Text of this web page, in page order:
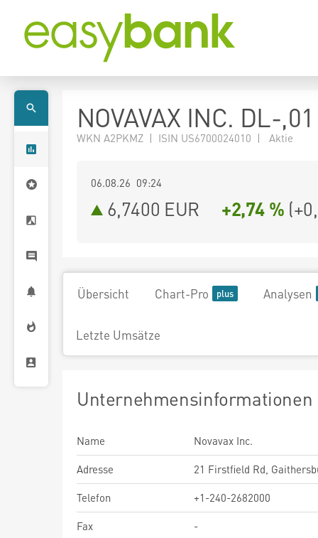
NOVAVAX INC. DL-,01
WKN A2PKMZ | ISIN US6700024010 | Aktie
06.08.26 09:24
6,7400 EUR +2,74 % (
Übersicht Chart-Pro Analysen
Letzte Umsätze
Unternehmensinformationen
Name
Novavax Inc.
Adresse
21 Firstfield Rd,
Telefon
+1-240-2682000
Fax
-